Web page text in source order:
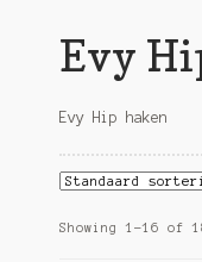
Evy
Evy Hip haken
Showing 1–16 of